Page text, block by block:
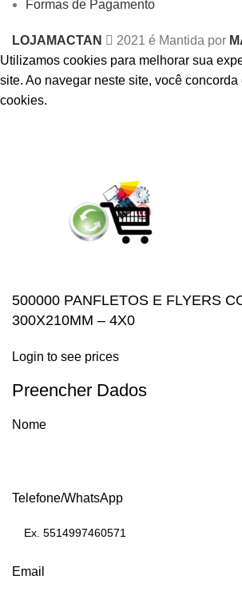
Formas de Pagamento
LOJAMACTAN 2021 é Mantida por
Utilizamos cookies para melhorar sua
site. Ao navegar neste site, você concorda
cookies.
500000 PANFLETOS E FLYERS
300X210MM – 4X0
Login to see prices
Preencher Dados
Nome
Telefone/WhatsApp
Email